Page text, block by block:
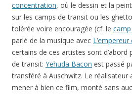
concentration, où le dessin et la
sur les camps de transit ou les
tolérée voire encouragée (cf. le
parlé de la musique avec L’empereur
certains de ces artistes sont d’abord
de transit: Yehuda Bacon est passé
transféré à Auschwitz. Le réalisateur
mener à bien ce film, monté sans